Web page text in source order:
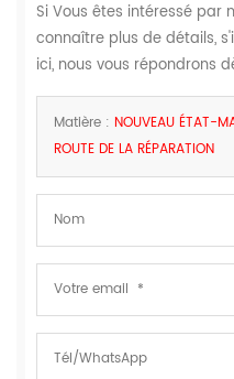
Si Vous êtes intéressé par
connaître plus de détails,
ici, nous vous répondrons
Matière : NOUVEAU ÉTAT-
ROUTE DE LA RÉPARATION